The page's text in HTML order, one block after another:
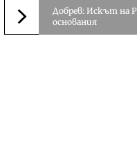
Следваща новина
Добрев: Искът на
основания